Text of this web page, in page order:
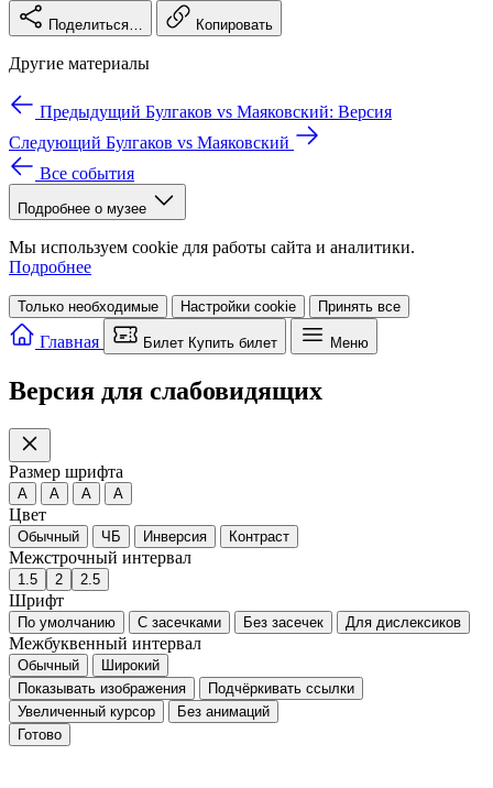
Поделиться… Копировать
Другие материалы
Предыдущий Булгаков vs Маяковский: Версия
Следующий Булгаков vs Маяковский
Все события
Подробнее о музее
Мы используем cookie для работы сайта и аналитики.
Подробнее
Только необходимые Настройки cookie Принять все
Главная Билет Купить билет Меню
Версия для слабовидящих
Размер шрифта
A A A A
Цвет
Обычный ЧБ Инверсия Контраст
Межстрочный интервал
1.5 2 2.5
Шрифт
По умолчанию С засечками Без засечек Для дислексиков
Межбуквенный интервал
Обычный
Широкий
Показывать изображения
Подчёркивать ссылки
Увеличенный курсор
Без анимаций
Готово